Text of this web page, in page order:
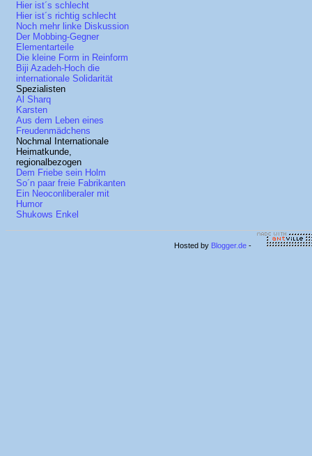
Hier ist´s schlecht
Hier ist´s richtig schlecht
Noch mehr linke Diskussion
Der Mobbing-Gegner
Elementarteile
Die kleine Form in Reinform
Biji Azadeh-Hoch die
internationale Solidarität
Spezialisten
Al Sharq
Karsten
Aus dem Leben eines
Freudenmädchens
Nochmal Internationale
Heimatkunde,
regionalbezogen
Dem Friebe sein Holm
So´n paar freie Fabrikanten
Ein Neoconliberaler mit
Humor
Shukows Enkel
Hosted by Blogger.de -